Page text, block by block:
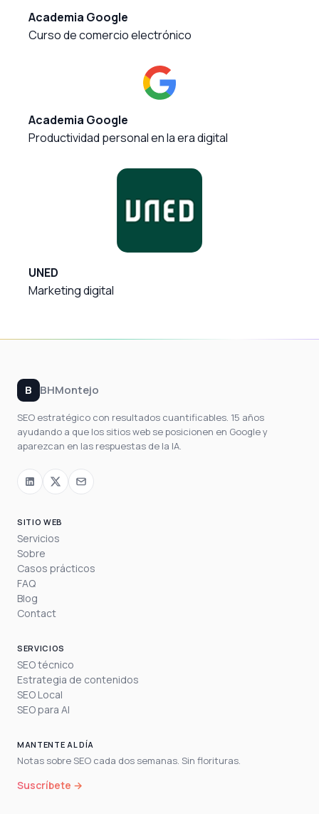
Academia Google
Curso de comercio electrónico
Academia Google
Productividad personal en la era digital
UNED
Marketing digital
B BHMontejo
SEO estratégico con resultados cuantificables. 15 años
ayudando a que los sitios web se posicionen en Google y
aparezcan en las respuestas de la IA.
SITIO WEB
Servicios
Sobre
Casos prácticos
FAQ
Blog
Contact
SERVICIOS
SEO técnico
Estrategia de contenidos
SEO Local
SEO para AI
MANTENTE AL DÍA
Notas sobre SEO cada dos semanas. Sin florituras.
Suscríbete →